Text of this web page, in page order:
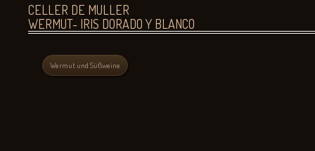
CELLER DE MULLER
WERMUT- IRIS DORADO Y BLANCO
Wermut und Süßweine